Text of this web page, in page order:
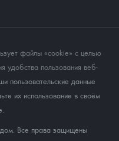
файлы «cookie» с целью
удобства пользования веб-
пользовательские данные
их использование в своём
Все права защищены